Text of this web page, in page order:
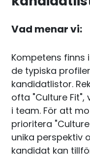
Vad menar vi:
Kompetens
de typiska
kandidatlistor.
ofta "Culture Fit",
i team. För att
prioritera
unika perspektiv
kandidat kan